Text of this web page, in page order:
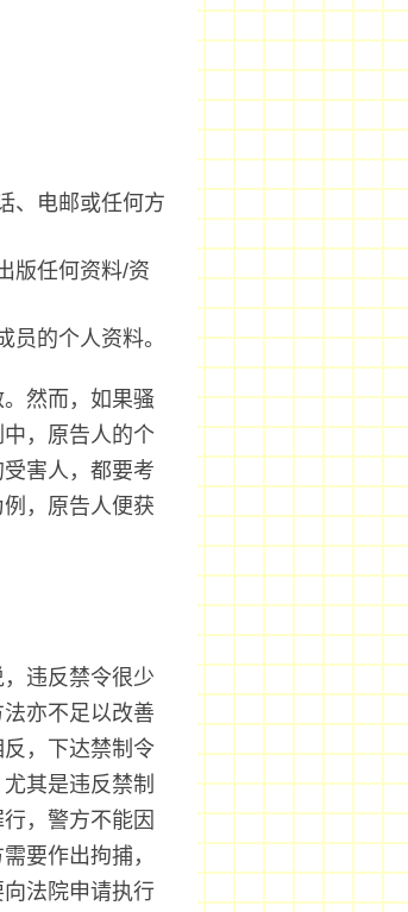
、电邮或任何方
版任何资料/资
的个人资料。
然而，如果骚
，原告人的个
害人，都要考
，原告人便获
违反禁令很少
亦不足以改善
，下达禁制令
其是违反禁制
，警方不能因
要作出拘捕，
法院申请执行